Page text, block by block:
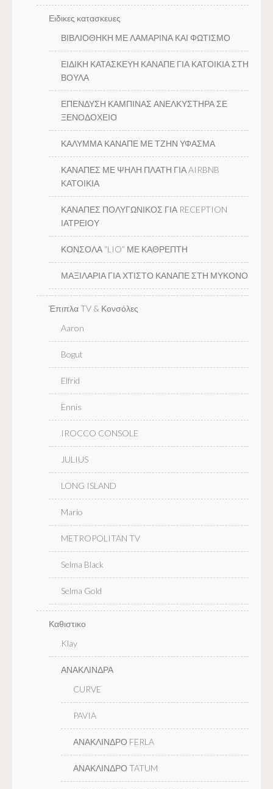
Ειδικες κατασκευες
ΒΙΒΛΙΟΘΗΚΗ ΜΕ ΛΑΜΑΡΙΝΑ ΚΑΙ ΦΩΤΙΣΜΟ
ΕΙΔΙΚΗ ΚΑΤΑΣΚΕΥΗ ΚΑΝΑΠΕ ΓΙΑ ΚΑΤΟΙΚΙΑ ΣΤΗ
ΒΟΥΛΑ
ΕΠΕΝΔΥΣΗ ΚΑΜΠΙΝΑΣ ΑΝΕΛΚΥΣΤΗΡΑ ΣΕ
ΞΕΝΟΔΟΧΕΙΟ
ΚΑΛΥΜΜΑ ΚΑΝΑΠΕ ΜΕ ΤΖΗΝ ΥΦΑΣΜΑ
ΚΑΝΑΠΕΣ ΜΕ ΨΗΛΗ ΠΛΑΤΗ ΓΙΑ AIRBNB
ΚΑΤΟΙΚΙΑ
ΚΑΝΑΠΕΣ ΠΟΛΥΓΩΝΙΚΟΣ ΓΙΑ RECEPTION
ΙΑΤΡΕΙΟΥ
ΚΟΝΣΟΛΑ “LIO” ΜΕ ΚΑΘΡΕΠΤΗ
ΜΑΞΙΛΑΡΙΑ ΓΙΑ ΧΤΙΣΤΟ ΚΑΝΑΠΕ ΣΤΗ ΜΥΚΟΝΟ
Έπιπλα TV & Κονσόλες
Aaron
Bogut
Elfrid
Ennis
IROCCO CONSOLE
JULIUS
LONG ISLAND
Mario
METROPOLITAN TV
Selma Black
Selma Gold
Καθιστικο
Klay
ΑΝΑΚΛΙΝΔΡΑ
CURVE
PAVIA
ΑΝΑΚΛΙΝΔΡΟ FERLA
ΑΝΑΚΛΙΝΔΡΟ TATUM